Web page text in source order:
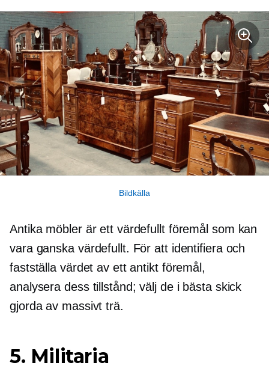
Bildkälla
Antika möbler är ett värdefullt föremål som kan
vara ganska värdefullt. För att identifiera och
fastställa värdet av ett antikt föremål,
analysera dess tillstånd; välj de i bästa skick
gjorda av massivt trä.
5. Militaria